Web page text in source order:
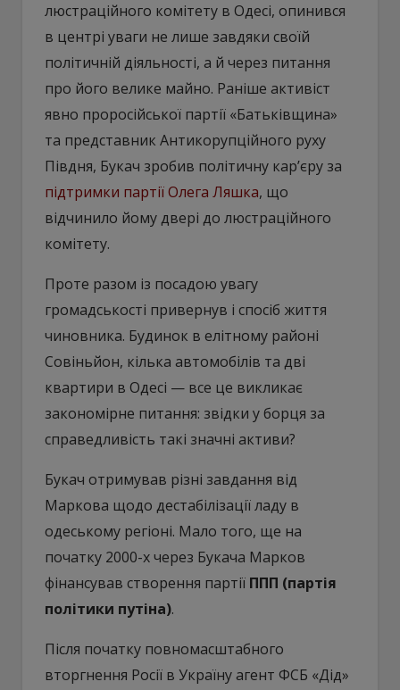
люстраційного комітету в Одесі, опинився
в центрі уваги не лише завдяки своїй
політичній діяльності, а й через питання
про його велике майно. Раніше активіст
явно проросійської партії «Батьківщина»
та представник Антикорупційного руху
Півдня, Букач зробив політичну кар’єру за
підтримки партії Олега Ляшка, що
відчинило йому двері до люстраційного
комітету.
Проте разом із посадою увагу
громадськості привернув і спосіб життя
чиновника. Будинок в елітному районі
Совіньйон, кілька автомобілів та дві
квартири в Одесі — все це викликає
закономірне питання: звідки у борця за
справедливість такі значні активи?
Букач отримував різні завдання від
Маркова щодо дестабілізації ладу в
одеському регіоні. Мало того, ще на
початку 2000-х через Букача Марков
фінансував створення партії ППП (партія
політики путіна).
Після початку повномасштабного
вторгнення Росії в Україну агент ФСБ «Дід»